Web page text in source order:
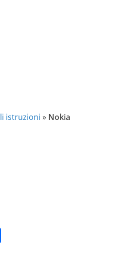
istruzioni » Nokia